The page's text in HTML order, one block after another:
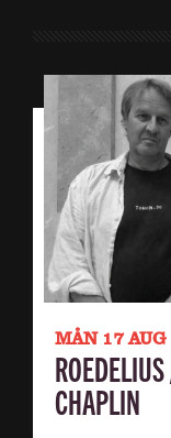
MÅN 17 AUG
CHAPLIN